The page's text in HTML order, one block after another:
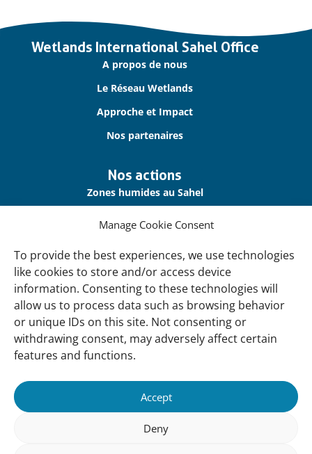
Manage Cookie Consent
To provide the best experiences, we use technologies
like cookies to store and/or access device
information. Consenting to these technologies will
allow us to process data such as browsing behavior
or unique IDs on this site. Not consenting or
withdrawing consent, may adversely affect certain
features and functions.
Accept
Deny
ImportantWetlands International Sahel Office
A propos de nous
Le Réseau Wetlands
Approche et Impact
Nos partenaires
Nos actions
Zones humides au Sahel
Publications et rapports
Contact / infos
Contactez-nous
Mentions légales
Cookies
Accessibilité